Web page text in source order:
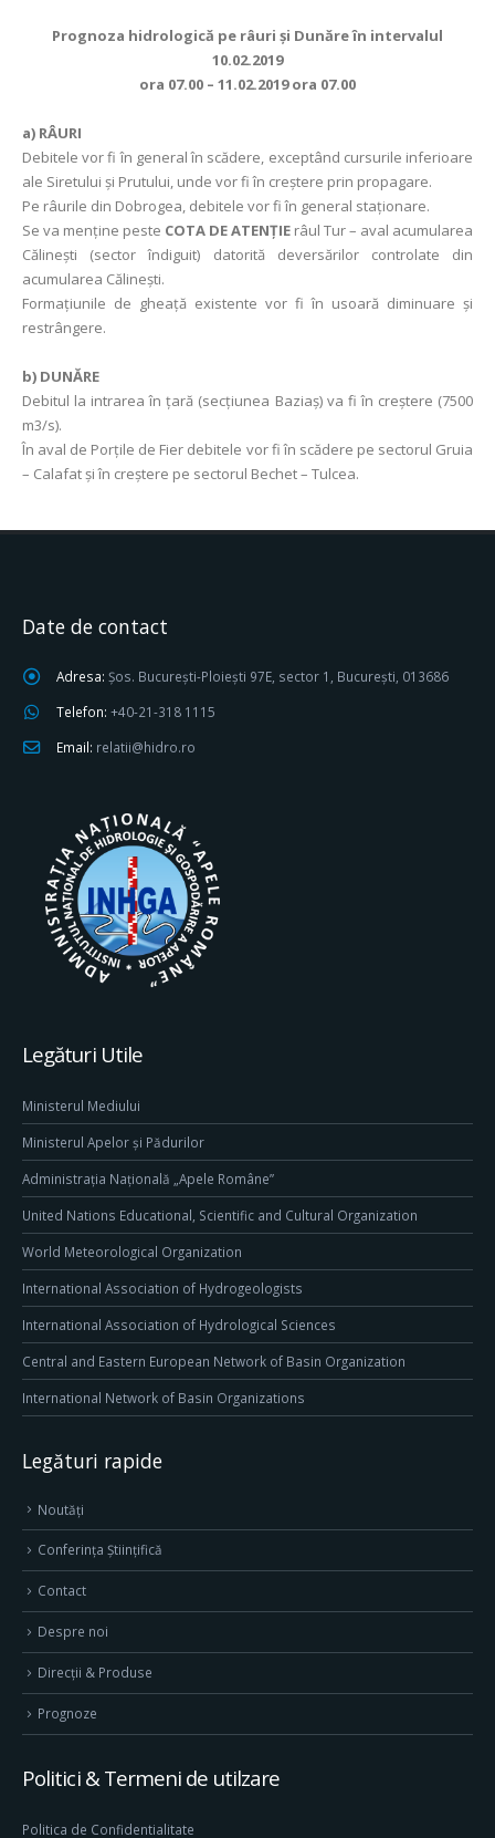
Prognoza hidrologică pe râuri şi Dunăre în intervalul
10.02.2019
ora 07.00 – 11.02.2019 ora 07.00
a) RÂURI
Debitele vor fi în general în scădere, exceptând cursurile inferioare
ale Siretului și Prutului, unde vor fi în creștere prin propagare.
Pe râurile din Dobrogea, debitele vor fi în general staționare.
Se va menţine peste COTA DE ATENŢIE râul Tur – aval acumularea
Călineşti (sector îndiguit) datorită deversărilor controlate din
acumularea Călineşti.
Formațiunile de gheață existente vor fi în usoară diminuare şi
restrângere.
b) DUNĂRE
Debitul la intrarea în ţară (secţiunea Baziaş) va fi în creştere (7500
m3/s).
În aval de Porţile de Fier debitele vor fi în scădere pe sectorul Gruia
– Calafat şi în creştere pe sectorul Bechet – Tulcea.
Date de contact
Adresa: Șos. București-Ploiești 97E, sector 1, București, 013686
Telefon: +40-21-318 1115
Email: relatii@hidro.ro
Legături Utile
Ministerul Mediului
Ministerul Apelor și Pădurilor
Administrația Națională „Apele Române”
United Nations Educational, Scientific and Cultural Organization
World Meteorological Organization
International Association of Hydrogeologists
International Association of Hydrological Sciences
Central and Eastern European Network of Basin Organization
International Network of Basin Organizations
Legături rapide
Noutăți
Conferința Științifică
Contact
Despre noi
Direcţii & Produse
Prognoze
Politici & Termeni de utilzare
Politica de Confidentialitate